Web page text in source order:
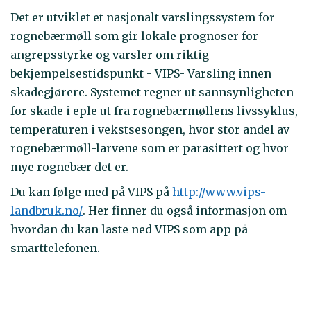
Det er utviklet et nasjonalt varslingssystem for
rognebærmøll som gir lokale prognoser for
angrepsstyrke og varsler om riktig
bekjempelsestidspunkt - VIPS- Varsling innen
skadegjørere. Systemet regner ut sannsynligheten
for skade i eple ut fra rognebærmøllens livssyklus,
temperaturen i vekstsesongen, hvor stor andel av
rognebærmøll-larvene som er parasittert og hvor
mye rognebær det er.
Du kan følge med på VIPS på http://www.vips-
landbruk.no/. Her finner du også informasjon om
hvordan du kan laste ned VIPS som app på
smarttelefonen.